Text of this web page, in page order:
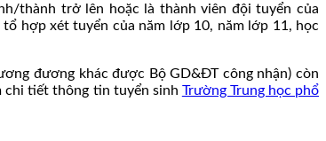
thành trở lên hoặc là thành viên đội tuyển của
hợp xét tuyển của năm lớp 10, năm lớp 11, học
đương khác được Bộ GD&ĐT công nhận) còn
chi tiết thông tin tuyển sinh Trường Trung học phổ